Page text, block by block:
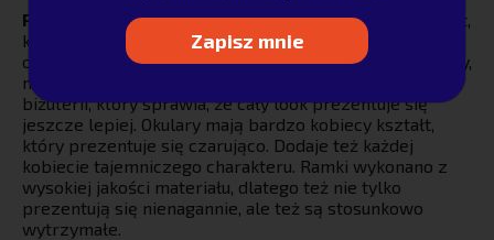
Polecane okulary korekcyjneto propozycja dla kobiet,
które szukają pięknych, subtelnych, a jednocześnie
oryginalnych oprawek. Świetnie podkreślają atuty urody,
mogą być z powodzeniem traktowane, jako element
biżuterii, który sprawia, że cały look prezentuje się
jeszcze lepiej. Okulary mają bardzo kobiecy kształt,
który prezentuje się czarująco. Dodaje też każdej
kobiecie tajemniczego charakteru. Ramki wykonano z
wysokiej jakości materiału, dlatego też nie tylko
prezentują się nienagannie, ale też są stosunkowo
wytrzymałe.